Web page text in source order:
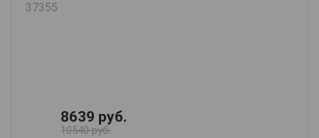
37355
8639 руб.
10540 руб.